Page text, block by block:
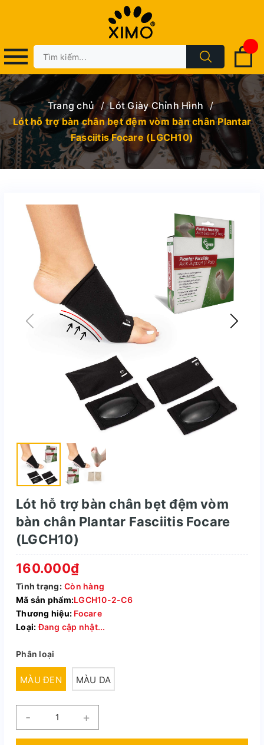
Trang chủ / Lót Giày Chỉnh Hình /
Lót hỗ trợ bàn chân bẹt đệm vòm bàn chân Plantar
Fasciitis Focare (LGCH10)
Lót hỗ trợ bàn chân bẹt đệm vòm
bàn chân Plantar Fasciitis Focare
(LGCH10)
160.000₫
Tình trạng: Còn hàng
Mã sản phẩm:LGCH10-2-C6
Thương hiệu: Focare
Loại:Đang cập nhật...
Phân loại
MÀU ĐEN MÀU DA
- +